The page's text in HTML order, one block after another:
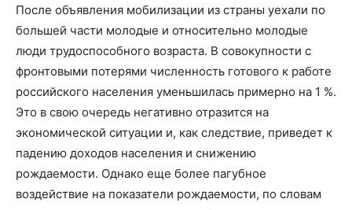
После объявления мобилизации из страны уехали по
большей части молодые и относительно молодые
люди трудоспособного возраста. В совокупности с
фронтовыми потерями численность готового к работе
российского населения уменьшилась примерно на 1 %.
Это в свою очередь негативно отразится на
экономической ситуации и, как следствие, приведет к
падению доходов населения и снижению
рождаемости. Однако еще более пагубное
воздействие на показатели рождаемости, по словам